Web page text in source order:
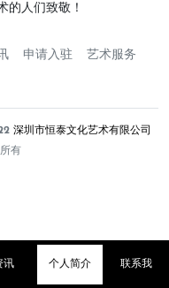
的人们致敬！
申请入驻 艺术服务
深圳市恒泰文化艺术有限公司
有
讯 个人简介 联系我